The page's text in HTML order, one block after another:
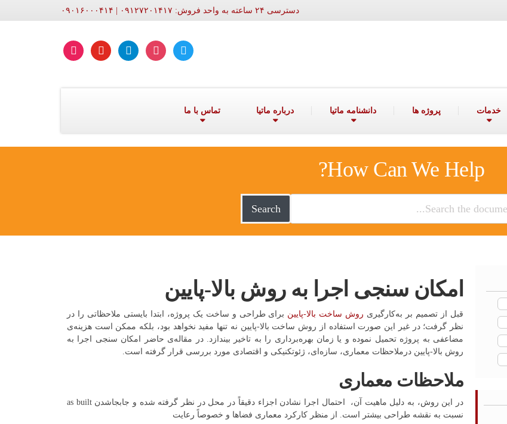
دسترسی ۲۴ ساعته به واحد فروش: ۰۹۱۲۷۲۰۱۴۱۷ | ۰۹۰۱۶۰۰۰۴۱۴
twitter
instagram
telegram
youtube
aparat
خدمات پروژه ها دانشنامه ماتیا درباره ماتیا تماس با ما
How Can We Help?
Search
امکان‌ سنجی اجرا به روش بالا-پایین
قبل از تصمیم بر به‌کارگیری روش ساخت بالا-پایین برای طراحی و ساخت یک پروژه، ابتدا بایستی ملاحظاتی را در
نظر گرفت؛ در غیر این صورت استفاده از روش ساخت بالا-پایین نه تنها مفید نخواهد بود، بلکه ممکن است هزینه‌ی
مضاعفی به پروژه تحمیل نموده و یا زمان بهره‌برداری را به تاخیر بیندازد. در مقاله‌ی حاضر امکان‌ سنجی اجرا به
روش بالا-پایین درملاحظات معماری، سازه‌ای، ژئوتکنیکی و اقتصادی مورد بررسی قرار گرفته است.
ملاحظات معماری
در این روش، به دلیل ماهیت آن، احتمال اجرا نشادن اجزاء دقیقاً در محل در نظر گرفته شده و جابجاشدن as built
نسبت به نقشه طراحی بیشتر است. از منظر کارکرد معماری فضاها و خصوصاً رعایت